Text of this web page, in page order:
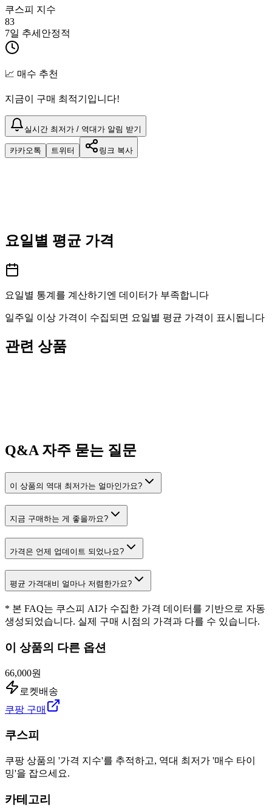
쿠스피 지수
83
7일 추세 안정적
📈 매수 추천
지금이 구매 최적기입니다!
실시간 최저가 / 역대가 알림 받기
카카오톡 트위터 링크 복사
요일별 평균 가격
요일별 통계를 계산하기엔 데이터가 부족합니다
일주일 이상 가격이 수집되면 요일별 평균 가격이 표시됩니다
관련 상품
Q&A자주 묻는 질문
이 상품의 역대 최저가는 얼마인가요?
지금 구매하는 게 좋을까요?
가격은 언제 업데이트 되었나요?
평균 가격대비 얼마나 저렴한가요?
* 본 FAQ는 쿠스피 AI가 수집한 가격 데이터를 기반으로 자동
생성되었습니다. 실제 구매 시점의 가격과 다를 수 있습니다.
이 상품의 다른 옵션
66,000원
로켓배송
쿠팡 구매
쿠스피
쿠팡 상품의 '가격 지수'를 추적하고, 역대 최저가 '매수 타이
밍'을 잡으세요.
카테고리